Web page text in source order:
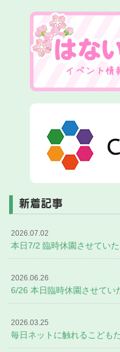
新着記事
2026.07.02
本日7/2 臨時休園させてい
2026.06.26
6/26 本日臨時休園させてい
2026.03.25
毎日ネットに触れるこども